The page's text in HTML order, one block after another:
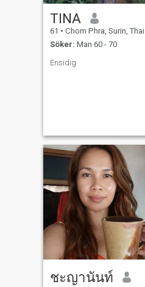
TINA
61 • Chom Phra, Surin, Thailand
Söker: Man 60 - 70
Ensidig
ชะญานันท์